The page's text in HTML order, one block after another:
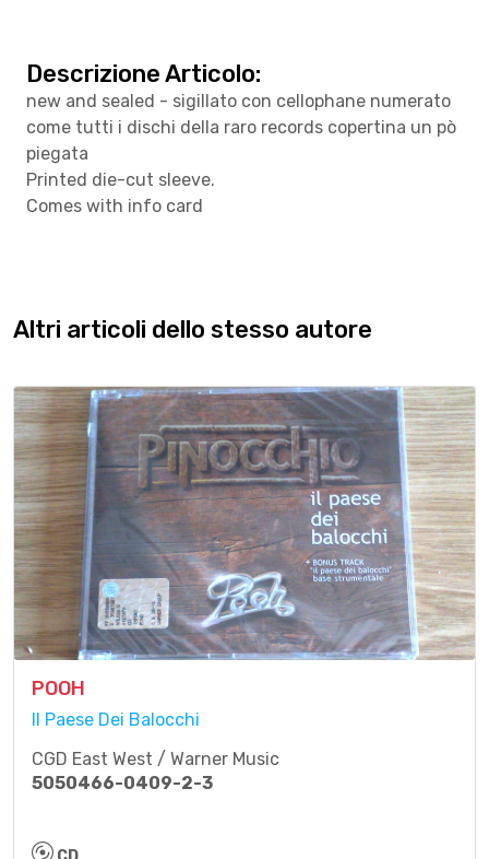
Descrizione Articolo:
new and sealed - sigillato con cellophane numerato
come tutti i dischi della raro records copertina un pò
piegata
Printed die-cut sleeve.
Comes with info card
Altri articoli dello stesso autore
POOH
Il Paese Dei Balocchi
CGD East West / Warner Music
5050466-0409-2-3